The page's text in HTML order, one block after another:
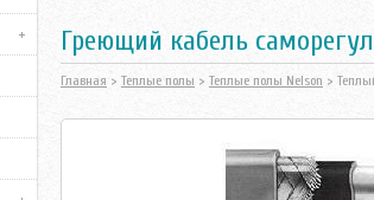
Греющий кабель
Главная > Теплые полы > Теплые полы Nelson >